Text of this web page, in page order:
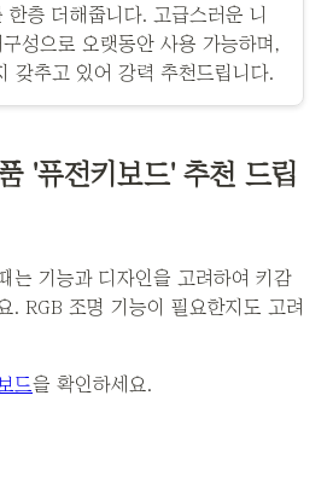
층 더해줍니다. 고급스러운 니
성으로 오랫동안 사용 가능하며,
갖추고 있어 강력 추천드립니다.
'퓨전키보드' 추천 드립
는 기능과 디자인을 고려하여 키감
. RGB 조명 기능이 필요한지도 고려
드을 확인하세요.